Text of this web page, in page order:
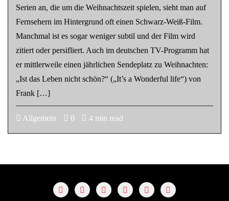
Serien an, die um die Weihnachtszeit spielen, sieht man auf
Fernsehern im Hintergrund oft einen Schwarz-Weiß-Film.
Manchmal ist es sogar weniger subtil und der Film wird
zitiert oder persifliert. Auch im deutschen TV-Programm hat
er mittlerweile einen jährlichen Sendeplatz zu Weihnachten:
„Ist das Leben nicht schön?“ („It’s a Wonderful life“) von
Frank […]
Allgemein 0 4 min read